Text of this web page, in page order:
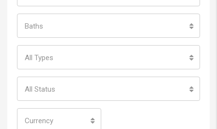
Baths
All Types
All Status
Currency